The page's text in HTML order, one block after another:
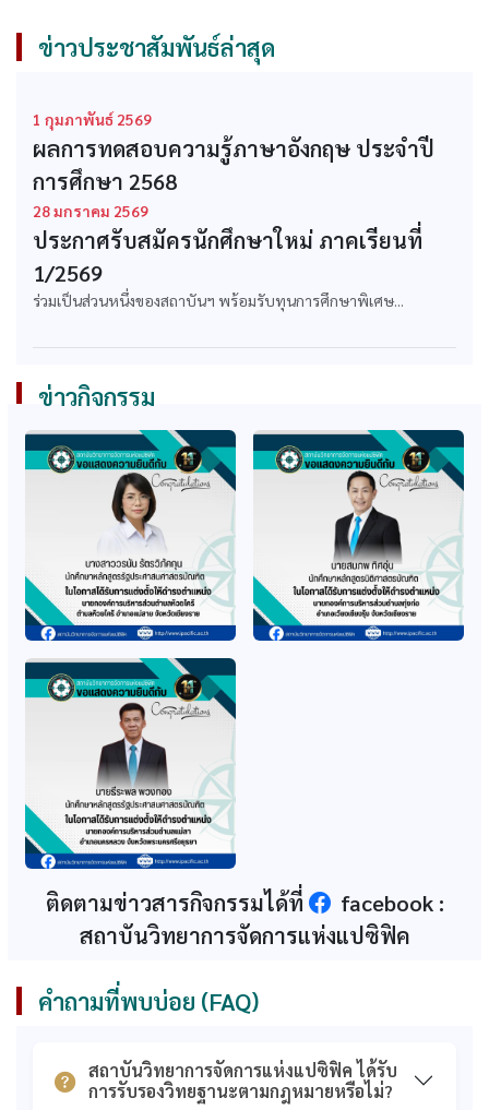
หลักสูตรปรัชญาดุษฎี
บัณฑิต สาขาวิชาการ
ก.พ. รับรองคุณวุฒิ
บัณฑิต สาขาวิชา
บริหารธุรกิจ
หลักสูตรบริหารธุรกิจ
มหาบัณฑิต สาขาวิชา
ก.พ. รับรองคุณวุฒิ
หลักสูตรบริหารธุรกิจ
บัณฑิต สาขาวิชา
คอมพิวเตอร์ธุรกิจ
หลักสูตรรัฐประศาสน
หลักสูตรเทคโนโลยี
วิศวกรรม
หลักสูตรศิลปศาสตร
ก.พ. รับรองคุณวุฒิ
หลักสูตรนิติศาสตร
บัณฑิต
ก.พ. รับรองคุณวุฒิ
หลักสูตรรัฐศาสตรมหา
บัณฑิต
ก.พ. รับรองคุณวุฒิ
หลักสูตรศึกษาศาสตร
มหาบัณฑิต สาขาบริหาร
การศึกษา
ก.พ. รับรองหลักสูตร
เทคโนโลยีบัณทิต สาขา
ธุรกิจวิศวกรรม
(ปรับปรุง 64-65)
ก.พ. รับรองหลักสูตร
รัฐประศาสนศาสตร์
บัณฑิต สาขา
รัฐประศาสนศาสตร์
(ปรับปรุง 64-65)
ก.พ. รับรองปริญญา
หลักสูตรรัฐศาสตรมหา
ก.พ. รับรองปริญญา
หลักสูตรศึกษาศาสตร
มหาบัณฑิต (หลักสูตร
ใหม่ 2560)
ส.ก.อ. รับทราบอนุมัติ
มหาบัณฑิต (2560)
เที่ยวและการโรงแรม
ก.พ. รับรองคุณวุฒิ
มหาบัณฑิต
เอกสารการรับรอง
ส.ก.อ. (รวม)
เอกชน
ข่าวประชาสัมพันธ์ล่าสุด
1 กุมภาพันธ์ 2569
ผลการทดสอบความรู้ภาษาอังกฤษ ประจำปี
การศึกษา 2568
28 มกราคม 2569
ประกาศรับสมัครนักศึกษาใหม่ ภาคเรียนที่
1/2569
ร่วมเป็นส่วนหนึ่งของสถาบันฯ พร้อมรับทุนการศึกษาพิเศษ...
ข่าวกิจกรรม
ติดตามข่าวสารกิจกรรมได้ที่
facebook :
สถาบันวิทยาการจัดการแห่งแปซิฟิค
คำถามที่พบบ่อย (FAQ)
สถาบันวิทยาการจัดการแห่งแปซิฟิค ได้รับ
การรับรองวิทยฐานะตามกฎหมายหรือไม่?